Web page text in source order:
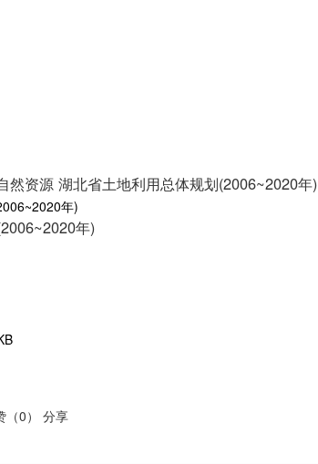
然资源 湖北省土地利用总体规划(2006~2020年)
年)
（0）
分享